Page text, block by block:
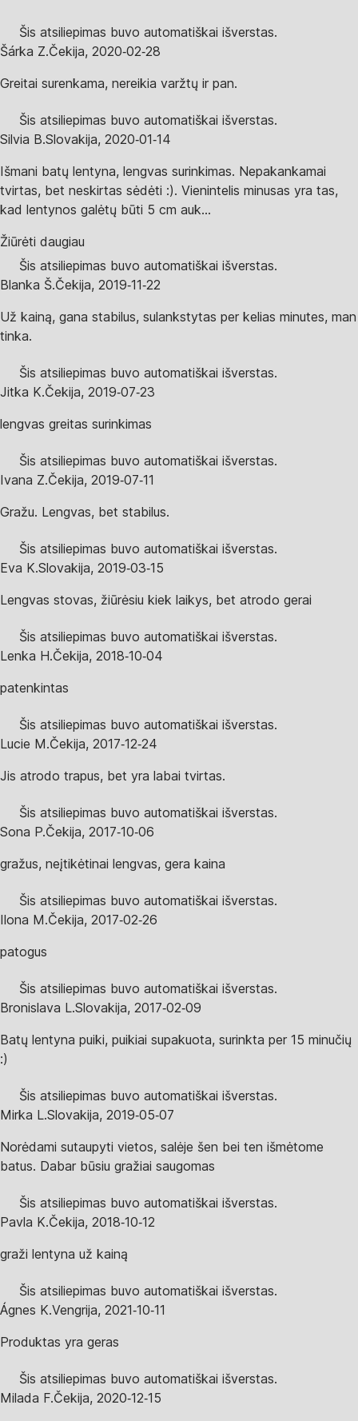
Šis atsiliepimas buvo automatiškai išverstas.
Šárka Z.Čekija, 2020‑02‑28
Greitai surenkama, nereikia varžtų ir pan.
Šis atsiliepimas buvo automatiškai išverstas.
Silvia B.Slovakija, 2020‑01‑14
Išmani batų lentyna, lengvas surinkimas. Nepakankamai
tvirtas, bet neskirtas sėdėti :). Vienintelis minusas yra tas,
kad lentynos galėtų būti 5 cm auk...
Žiūrėti daugiau
Šis atsiliepimas buvo automatiškai išverstas.
Blanka Š.Čekija, 2019‑11‑22
Už kainą, gana stabilus, sulankstytas per kelias minutes, man
tinka.
Šis atsiliepimas buvo automatiškai išverstas.
Jitka K.Čekija, 2019‑07‑23
lengvas greitas surinkimas
Šis atsiliepimas buvo automatiškai išverstas.
Ivana Z.Čekija, 2019‑07‑11
Gražu. Lengvas, bet stabilus.
Šis atsiliepimas buvo automatiškai išverstas.
Eva K.Slovakija, 2019‑03‑15
Lengvas stovas, žiūrėsiu kiek laikys, bet atrodo gerai
Šis atsiliepimas buvo automatiškai išverstas.
Lenka H.Čekija, 2018‑10‑04
patenkintas
Šis atsiliepimas buvo automatiškai išverstas.
Lucie M.Čekija, 2017‑12‑24
Jis atrodo trapus, bet yra labai tvirtas.
Šis atsiliepimas buvo automatiškai išverstas.
Sona P.Čekija, 2017‑10‑06
gražus, neįtikėtinai lengvas, gera kaina
Šis atsiliepimas buvo automatiškai išverstas.
Ilona M.Čekija, 2017‑02‑26
patogus
Šis atsiliepimas buvo automatiškai išverstas.
Bronislava L.Slovakija, 2017‑02‑09
Batų lentyna puiki, puikiai supakuota, surinkta per 15 minučių
:)
Šis atsiliepimas buvo automatiškai išverstas.
Mirka L.Slovakija, 2019‑05‑07
Norėdami sutaupyti vietos, salėje šen bei ten išmėtome
batus. Dabar būsiu gražiai saugomas
Šis atsiliepimas buvo automatiškai išverstas.
Pavla K.Čekija, 2018‑10‑12
graži lentyna už kainą
Šis atsiliepimas buvo automatiškai išverstas.
Ágnes K.Vengrija, 2021‑10‑11
Produktas yra geras
Šis atsiliepimas buvo automatiškai išverstas.
Milada F.Čekija, 2020‑12‑15